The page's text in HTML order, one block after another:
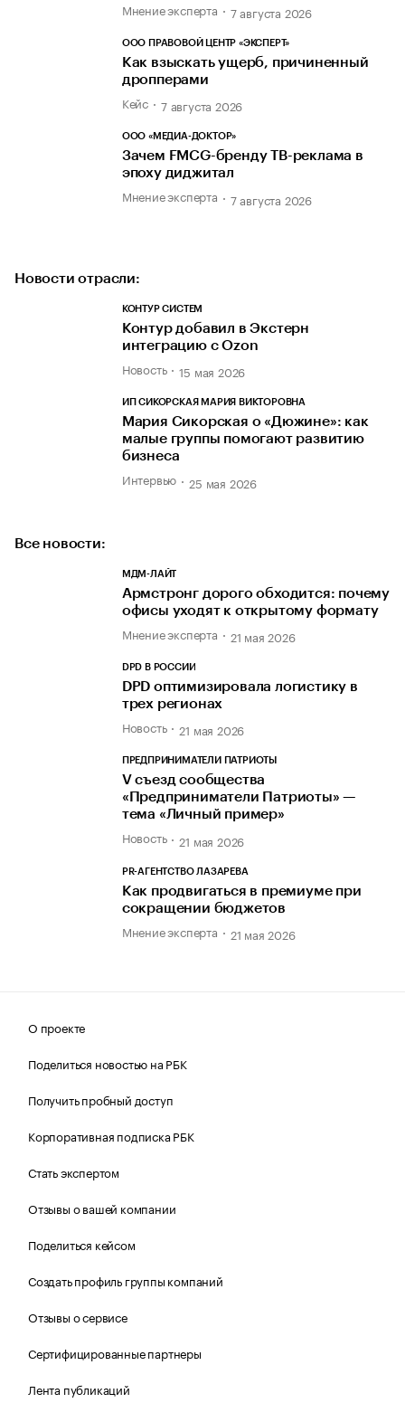
Мнение эксперта 7 августа 2026
ООО ПРАВОВОЙ ЦЕНТР «ЭКСПЕРТ»
Как взыскать ущерб, причиненный
дропперами
Кейс 7 августа 2026
ООО «МЕДИА-ДОКТОР»
Зачем FMCG-бренду ТВ-реклама в
эпоху диджитал
Мнение эксперта 7 августа 2026
Новости отрасли:
КОНТУР СИСТЕМ
Контур добавил в Экстерн
интеграцию с Ozon
Новость 15 мая 2026
ИП СИКОРСКАЯ МАРИЯ ВИКТОРОВНА
Мария Сикорская о «Дюжине»: как
малые группы помогают развитию
бизнеса
Интервью 25 мая 2026
Все новости:
МДМ-ЛАЙТ
Армстронг дорого обходится: почему
офисы уходят к открытому формату
Мнение эксперта 21 мая 2026
DPD В РОССИИ
DPD оптимизировала логистику в
трех регионах
Новость 21 мая 2026
ПРЕДПРИНИМАТЕЛИ ПАТРИОТЫ
V съезд сообщества
«Предприниматели Патриоты» —
тема «Личный пример»
Новость 21 мая 2026
PR-АГЕНТСТВО ЛАЗАРЕВА
Как продвигаться в премиуме при
сокращении бюджетов
Мнение эксперта 21 мая 2026
О проекте
Поделиться новостью на РБК
Получить пробный доступ
Корпоративная подписка РБК
Стать экспертом
Отзывы о вашей компании
Поделиться кейсом
Создать профиль группы компаний
Отзывы о сервисе
Сертифицированные партнеры
Лента публикаций